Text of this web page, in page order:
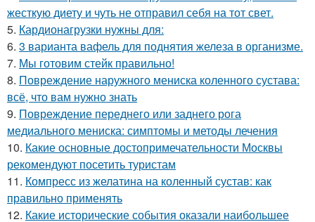
жесткую диету и чуть не отправил себя на тот свет.
5. Кардионагрузки нужны для:
6. 3 варианта вафель для поднятия железа в организме.
7. Мы готовим стейк правильно!
8. Повреждение наружного мениска коленного сустава:
всё, что вам нужно знать
9. Повреждение переднего или заднего рога
медиального мениска: симптомы и методы лечения
10. Какие основные достопримечательности Москвы
рекомендуют посетить туристам
11. Компресс из желатина на коленный сустав: как
правильно применять
12. Какие исторические события оказали наибольшее